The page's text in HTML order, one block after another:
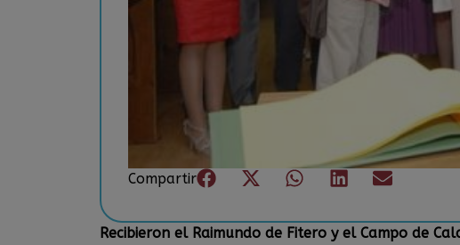
Compartir
Recibieron el Raimundo de Fitero y el Campo de